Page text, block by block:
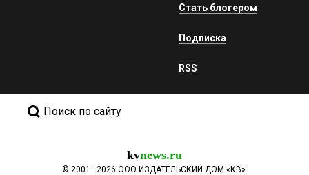
Стать блогером
Подписка
RSS
Поиск по сайту
kvnews.ru
© 2001—2026 ООО ИЗДАТЕЛЬСКИЙ ДОМ «КВ».